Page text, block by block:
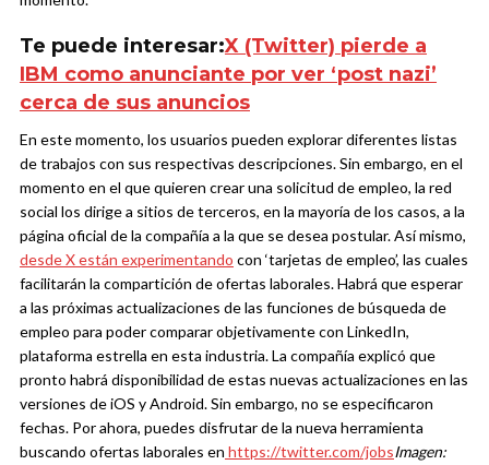
Te puede interesar:X (Twitter) pierde a
IBM como anunciante por ver ‘post nazi’
cerca de sus anuncios
En este momento, los usuarios pueden explorar diferentes listas
de trabajos con sus respectivas descripciones. Sin embargo, en el
momento en el que quieren crear una solicitud de empleo, la red
social los dirige a sitios de terceros, en la mayoría de los casos, a la
página oficial de la compañía a la que se desea postular. Así mismo,
desde X están experimentando con ‘tarjetas de empleo’, las cuales
facilitarán la compartición de ofertas laborales.Habrá que esperar
a las próximas actualizaciones de las funciones de búsqueda de
empleo para poder comparar objetivamente con LinkedIn,
plataforma estrella en esta industria. La compañía explicó que
pronto habrá disponibilidad de estas nuevas actualizaciones en las
versiones de iOS y Android. Sin embargo, no se especificaron
fechas. Por ahora, puedes disfrutar de la nueva herramienta
buscando ofertas laborales en https://twitter.com/jobsImagen: